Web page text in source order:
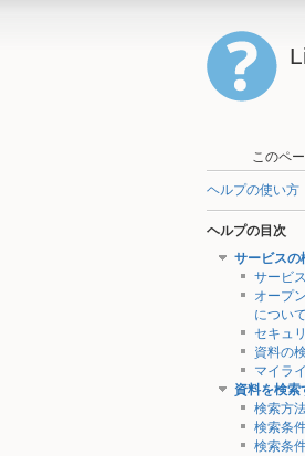
このペ
ヘルプの使い方
ヘルプの目次
サービスの
サービ
オープ
について
セキュ
資料の
マイラ
資料を検索
検索方
検索条
検索条